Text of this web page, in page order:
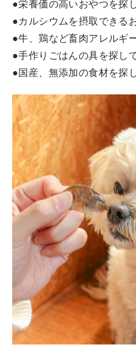
●栄養価の高いおやつを探
●カルシウムを摂取できる
●牛、鶏など畜肉アレルギ
●手作りごはんの具を探し
●国産、無添加の食材を探